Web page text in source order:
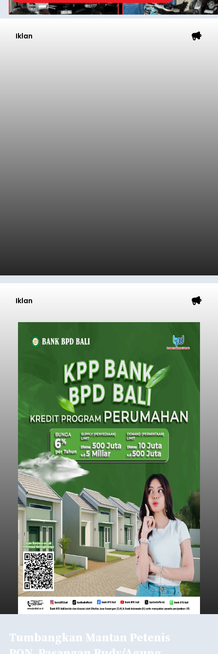
Iklan
Iklan
Tumbangkan Mantan Petenis